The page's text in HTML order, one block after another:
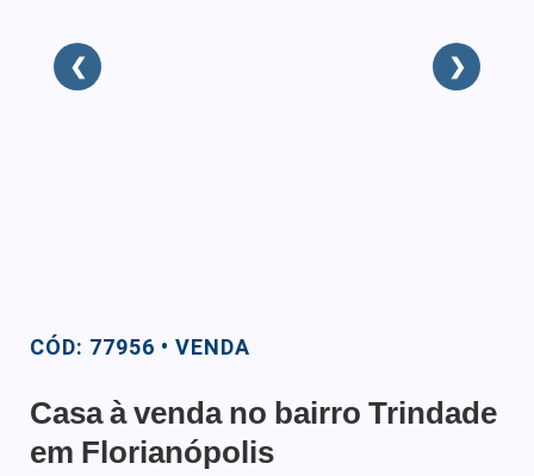
❮ ❯
CÓD: 77956 • VENDA
Casa à venda no bairro Trindade
em Florianópolis